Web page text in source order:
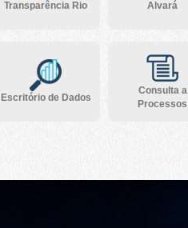
Transparência Rio Alvará
Escritório de Dados
Consulta a
Processos